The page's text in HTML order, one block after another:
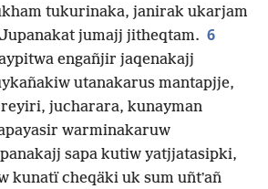
tukurinaka, janirak ukarjam
Jupanakat jumajj jitheqtam. 6
engañjir jaqenakajj
utanakarus mantapjje,
jucharara, kunayman
warminakaruw
sapa kutiw yatjjatasipki,
kunatï cheqäki uk sum uñtʼañ